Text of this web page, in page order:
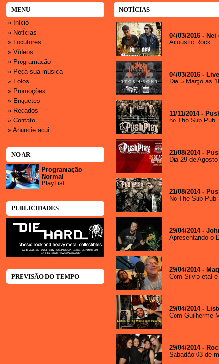
MENU
» Início
» NotÍcias
» Locutores
» Vídeos
» Programacão
» Peça sua música
» Fotos
» Promoções
» Enquetes
» Recados
» Contato
» Anuncie aqui
NO AR
Programação
Normal
PlayList
PUBLICIDADES
PREVISÃO DO TEMPO
NOTÍCIAS
04/03/2016 - Nei
Acoustic Rock
04/03/2016 -
Dia 5 Março as
11/11/2014 -
no The Sub Pub
21/08/2014 -
Dia 29 de
21/08/2014 -
No The Sub Pub
29/04/2014 -
Apresentando o
29/04/2014 -
Com Silvio etal e
29/04/2014 -
Com Guilherme
29/04/2014 -
Sabadão 03 de